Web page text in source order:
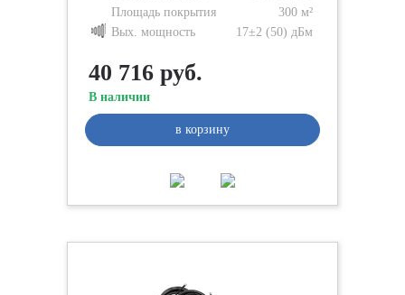
Площадь покрытия
300 м²
Вых. мощность
17±2 (50) дБм
40 716 руб.
В наличии
в корзину